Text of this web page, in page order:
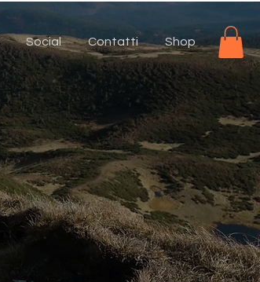
Social Contatti Shop